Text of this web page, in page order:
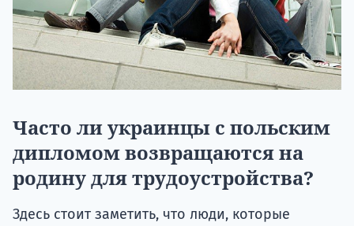
Часто ли украинцы с польским
дипломом возвращаются на
родину для трудоустройства?
Здесь стоит заметить, что люди, которые